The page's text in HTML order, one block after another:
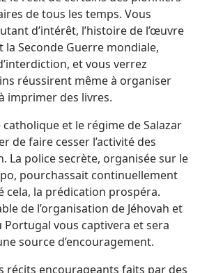
de tous les temps. Vous
d’intérêt, l’histoire de l’œuvre
Seconde Guerre mondiale,
et vous verrez
réussirent même à organiser
imprimer des livres.
catholique et le régime de Salazar
de faire cesser l’activité des
La police secrète, organisée sur le
pourchassait continuellement
cela, la prédication prospéra.
de l’organisation de Jéhovah et
Portugal vous captivera et sera
source d’encouragement.
récits encourageants faits par des